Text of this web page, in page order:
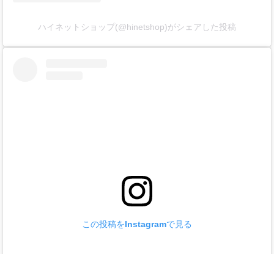
ハイネットショップ(@hinetshop)がシェアした投稿
この投稿をInstagramで見る